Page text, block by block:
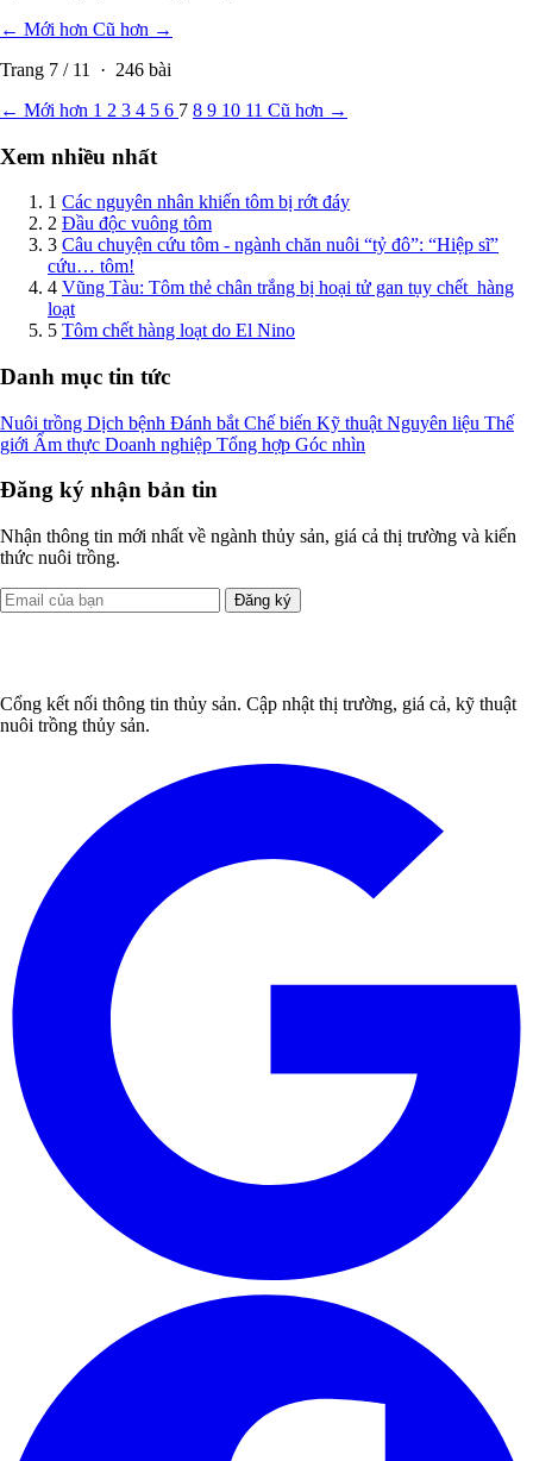
← Mới hơn Cũ hơn →
Trang 7 / 11 · 246 bài
← Mới hơn 1 2 3 4 5 6 7 8 9 10 11 Cũ hơn →
Xem nhiều nhất
1 Các nguyên nhân khiến tôm bị rớt đáy
2 Đầu độc vuông tôm
3 Câu chuyện cứu tôm - ngành chăn nuôi “tỷ đô”: “Hiệp sĩ”
cứu… tôm!
4 Vũng Tàu: Tôm thẻ chân trắng bị hoại tử gan tụy chết hàng
loạt
5 Tôm chết hàng loạt do El Nino
Danh mục tin tức
Nuôi trồng Dịch bệnh Đánh bắt Chế biến Kỹ thuật Nguyên liệu Thế
giới Ẩm thực Doanh nghiệp Tổng hợp Góc nhìn
Đăng ký nhận bản tin
Nhận thông tin mới nhất về ngành thủy sản, giá cả thị trường và kiến
thức nuôi trồng.
Đăng ký
Cổng kết nối thông tin thủy sản. Cập nhật thị trường, giá cả, kỹ thuật
nuôi trồng thủy sản.